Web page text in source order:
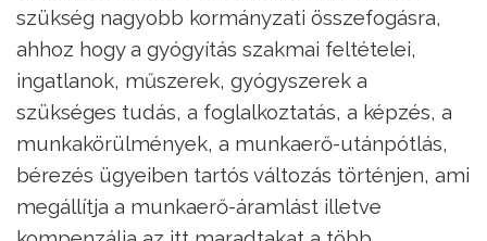
szükség nagyobb kormányzati összefogásra,
ahhoz hogy a gyógyítás szakmai feltételei,
ingatlanok, műszerek, gyógyszerek a
szükséges tudás, a foglalkoztatás, a képzés, a
munkakörülmények, a munkaerő-utánpótlás,
bérezés ügyeiben tartós változás történjen, ami
megállítja a munkaerő-áramlást illetve